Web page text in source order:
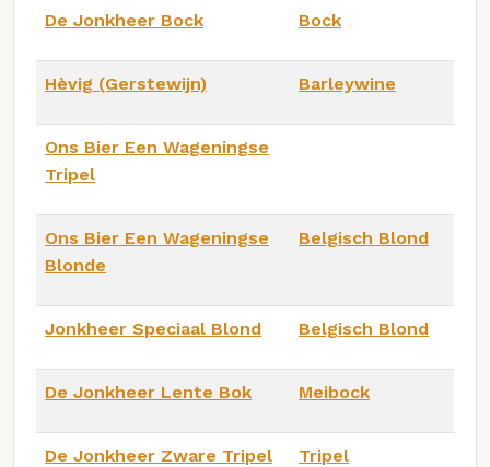
De Jonkheer Bock Bock
Hèvig (Gerstewijn) Barleywine
Ons Bier Een Wageningse
Tripel
Ons Bier Een Wageningse
Blonde
Belgisch Blond
Jonkheer Speciaal Blond Belgisch Blond
De Jonkheer Lente Bok Meibock
De Jonkheer Zware Tripel Tripel